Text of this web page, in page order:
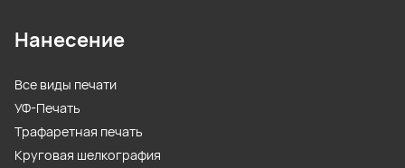
Нанесение
Все виды печати
УФ-Печать
Трафаретная печать
Круговая шелкография